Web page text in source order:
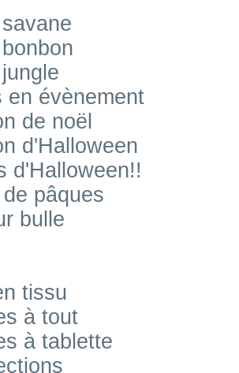
en évènement
de noël
d'Halloween
d'Halloween!!
pâques
bulle
tissu
à tout
à tablette